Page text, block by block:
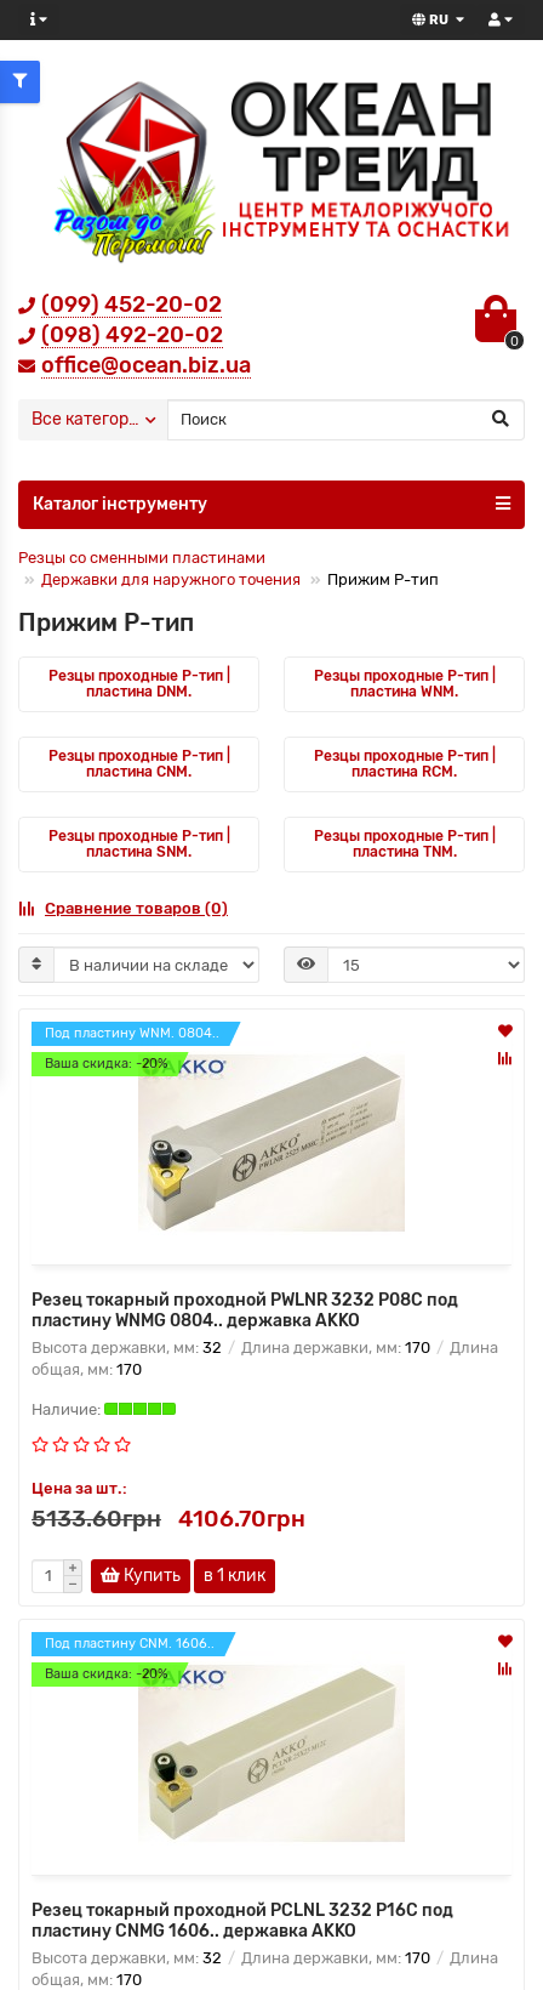
RU
(099) 452-20-02
(098) 492-20-02
office@ocean.biz.ua
0
Все категории
Каталог інструменту
Резцы со сменными пластинами
Державки для наружного точения
Прижим P-тип
Прижим P-тип
Резцы проходные P-тип |
пластина DNM.
Резцы проходные P-тип |
пластина WNM.
Резцы проходные P-тип |
пластина CNM.
Резцы проходные P-тип |
пластина RCM.
Резцы проходные P-тип |
пластина SNM.
Резцы проходные P-тип |
пластина TNM.
Сравнение товаров (0)
Под пластину WNM. 0804..
Ваша скидка: -20%
Резец токарный проходной PWLNR 3232 P08C под
пластину WNMG 0804.. державка AKKO
Высота державки, мм: 32 Длина державки, мм: 170
Длина
общая, мм: 170
Цена за шт.:
5133.60грн 4106.70грн
Купить в 1 клик
Под пластину CNM. 1606..
Ваша скидка: -20%
Резец токарный проходной PCLNL 3232 P16C под
пластину CNMG 1606.. державка AKKO
Высота державки, мм: 32 Длина державки, мм: 170
Длина
общая, мм: 170